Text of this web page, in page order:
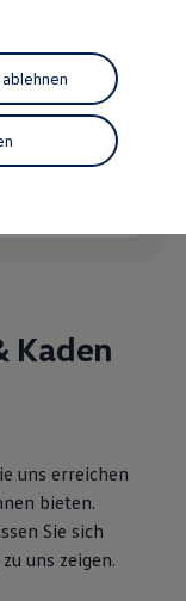
Kaden
uns erreichen
bieten.
Sie sich
uns zeigen.